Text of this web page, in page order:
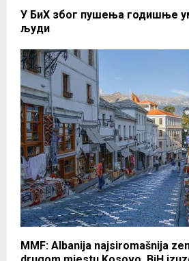
У БиХ због пушења годишње
људи
MMF: Albanija najsiromašnija